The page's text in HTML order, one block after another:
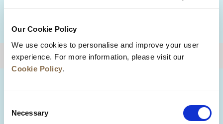
Our Cookie Policy
We use cookies to personalise and improve your user
experience. For more information, please visit our
Cookie Policy.
Selection
Necessary
적지
상단으로 돌아가기